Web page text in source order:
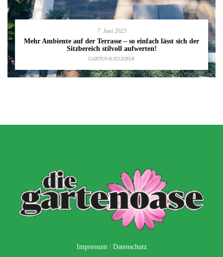
7. Juni 2023
Mehr Ambiente auf der Terrasse – so einfach lässt sich der
Sitzbereich stilvoll aufwerten!
GARTEN-RATGEBER
Impressum Datenschutz